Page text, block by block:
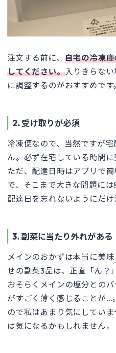
注文する前に、 自宅の冷凍
してください。入りきらな
に調整するのがおすすめです
2. 受け取りが必須
冷凍便なので、当然ですが
ん。必ず在宅している時間に
ただ、配達日時はアプリで
で、そこまで大きな問題に
配達日を忘れないようにだけ
3. 副菜に当たり外れがある
メインのおかずは本当に美
せの副菜3品は、正直「ん？
おそらくメインの塩分との
がすごく薄く感じることが…
ので私はあまり気にしてい
は気になるかもしれません。